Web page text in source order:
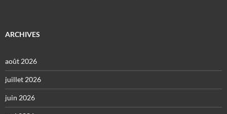
ARCHIVES
août 2026
juillet 2026
juin 2026